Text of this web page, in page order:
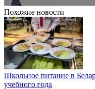
Похожие новости
Школьное питание в
учебного года